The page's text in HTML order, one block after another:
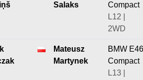
Salaks
Compact
L12 |
2WD
Mateusz
Martynek
BMW E46
Compact
L13 |